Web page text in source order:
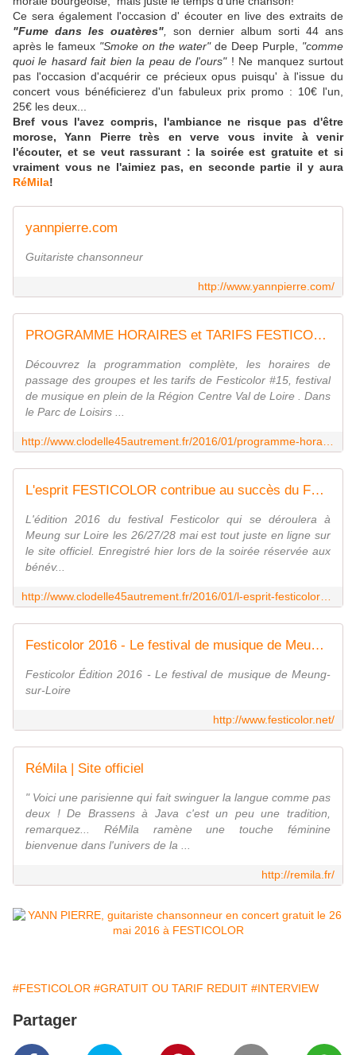
Ce sera également l'occasion d' écouter en live des extraits de
"Fume dans les ouatères"
son dernier album sorti 44 ans
après le fameux "Smoke on the water" de Deep Purple, "comme
quoi le hasard fait bien la peau de l'ours" ! Ne manquez surtout
pas l'occasion d'acquérir ce précieux opus puisqu' à l'issue du
concert vous bénéficierez d'un fabuleux prix promo : 10€ l'un,
25€ les deux...
Bref vous l'avez compris, l'ambiance ne risque pas d'être
morose, Yann Pierre très en verve vous invite à venir
l'écouter, et se veut rassurant : la soirée est gratuite et si
vraiment vous ne l'aimiez pas, en seconde partie il y aura
RéMila!
yannpierre.com
Guitariste chansonneur
http://www.yannpierre.com/
PROGRAMME HORAIRES et TARIFS FESTICOLOR Meung sur Loire 26 27 28 mai 2016 - VIVRE AUTREMENT VOS LOISIRS avec Clodelle
Découvrez la programmation complète, les horaires de
passage des groupes et les tarifs de Festicolor #15, festival
de musique en plein de la Région Centre Val de Loire . Dans
le Parc de Loisirs ...
L'esprit FESTICOLOR contribue au succès du Festival par THIERRY QUATREHOMME, son programmateur - VIVRE AUTREMENT VOS LOISIRS avec Clodelle
L'édition 2016 du festival Festicolor qui se déroulera à
Meung sur Loire les 26/27/28 mai est tout juste en ligne sur
le site officiel. Enregistré hier lors de la soirée réservée aux
bénév...
Festicolor 2016 - Le festival de musique de Meung-sur-Loire
Festicolor Édition 2016 - Le festival de musique de Meung-
sur-Loire
http://www.festicolor.net/
RéMila | Site officiel
" Voici une parisienne qui fait swinguer la langue comme pas
deux ! De Brassens à Java c'est un peu une tradition,
remarquez... RéMila ramène une touche féminine
bienvenue dans l'univers de la ...
http://remila.fr/
#FESTICOLOR #GRATUIT OU TARIF REDUIT #INTERVIEW
Partager